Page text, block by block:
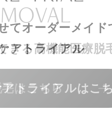
る落ち着いた空間
サービスを提供し
ーはこちら
きる高機能医療脱
はこちら
てオーダーメイド
アトライアル
トライアルはこ
容
はこちら
く健康な身体へ
ム療法はこちら
はこちら
を、最高のギフト
ップのご案内